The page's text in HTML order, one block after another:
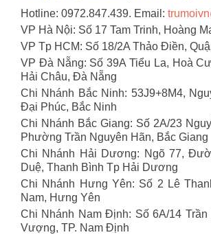
Hotline: 0972.847.439. Email:
VP Hà Nội: Số 17 Tam Trinh, Hoàng
VP Tp HCM: Số 18/2A Thảo Điền,
VP Đà Nẵng: Số 39A Tiểu La, Hoà
Hải Châu, Đà Nẵng
Chi Nhánh Bắc Ninh: 53J9+8M4,
Đại Phúc, Bắc Ninh
Chi Nhánh Bắc Giang: Số 2A/23
Phường Trần Nguyên Hãn, Bắc Giang
Chi Nhánh Hải Dương: Ngõ 77,
Duệ, Thanh Bình Tp Hải Dương
Chi Nhánh Hưng Yên: Số 2 Lê
Nam, Hưng Yên
Chi Nhánh Nam Định: Số 6A/14
Vượng, TP. Nam Định